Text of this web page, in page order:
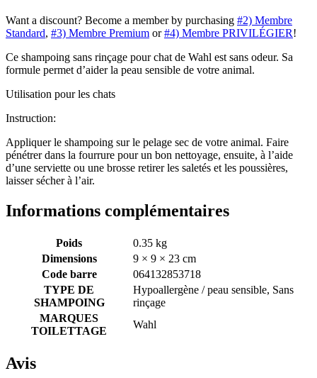
Want a discount? Become a member by purchasing #2) Membre
Standard, #3) Membre Premium or#4) Membre PRIVILÉGIER!
Ce shampoing sans rinçage pour chat de Wahl est sans odeur. Sa
formule permet d’aider la peau sensible de votre animal.
Utilisation pour les chats
Instruction:
Appliquer le shampoing sur le pelage sec de votre animal. Faire
pénétrer dans la fourrure pour un bon nettoyage, ensuite, à l’aide
d’une serviette ou une brosse retirer les saletés et les poussières,
laisser sécher à l’air.
Informations complémentaires
Poids
0.35 kg
Dimensions
9 × 9 × 23 cm
Code barre
064132853718
TYPE DE
SHAMPOING
Hypoallergène / peau sensible, Sans
rinçage
MARQUES
TOILETTAGE
Wahl
Avis